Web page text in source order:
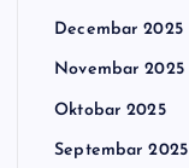
Decembar 2025
Novembar 2025
Oktobar 2025
Septembar 2025